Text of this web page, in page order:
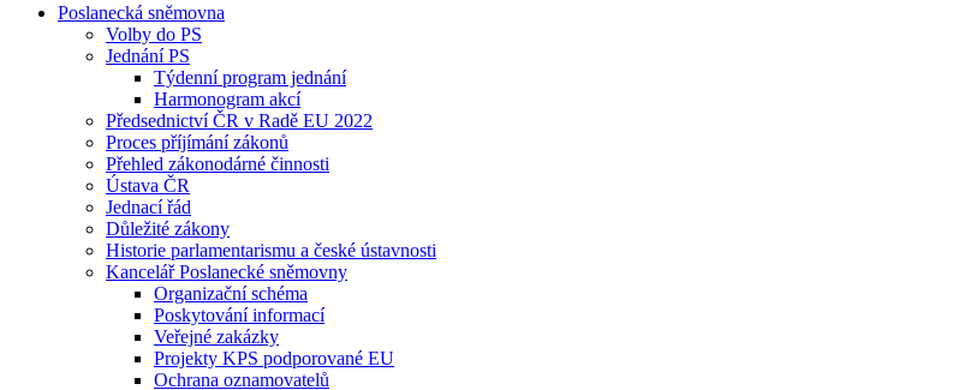
Poslanecká sněmovna
Volby do PS
Jednání PS
Týdenní program jednání
Harmonogram akcí
Předsednictví ČR v Radě EU 2022
Proces příjímání zákonů
Přehled zákonodárné činnosti
Ústava ČR
Jednací řád
Důležité zákony
Historie parlamentarismu a české ústavnosti
Kancelář Poslanecké sněmovny
Organizační schéma
Poskytování informací
Veřejné zakázky
Projekty KPS podporované EU
Ochrana oznamovatelů